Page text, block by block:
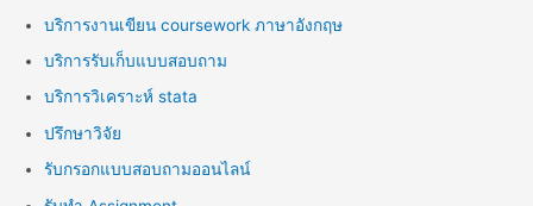
บริการงานเขียน coursework ภาษาอังกฤษ
บริการรับเก็บแบบสอบถาม
บริการวิเคราะห์ stata
ปรึกษาวิจัย
รับกรอกแบบสอบถามออนไลน์